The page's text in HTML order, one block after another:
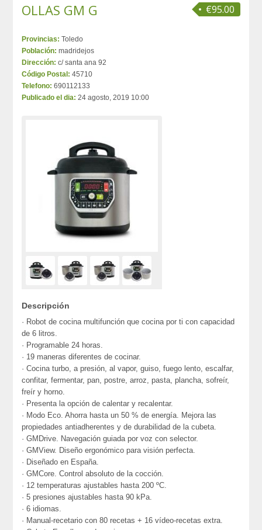
€95.00
OLLAS GM G
Provincias: Toledo
Población: madridejos
Dirección: c/ santa ana 92
Código Postal: 45710
Telefono: 690112133
Publicado el dia: 24 agosto, 2019 10:00
Descripción
· Robot de cocina multifunción que cocina por ti con capacidad
de 6 litros.
· Programable 24 horas.
· 19 maneras diferentes de cocinar.
· Cocina turbo, a presión, al vapor, guiso, fuego lento, escalfar,
confitar, fermentar, pan, postre, arroz, pasta, plancha, sofreír,
freír y horno.
· Presenta la opción de calentar y recalentar.
· Modo Eco. Ahorra hasta un 50 % de energía. Mejora las
propiedades antiadherentes y de durabilidad de la cubeta.
· GMDrive. Navegación guiada por voz con selector.
· GMView. Diseño ergonómico para visión perfecta.
· Diseñado en España.
· GMCore. Control absoluto de la cocción.
· 12 temperaturas ajustables hasta 200 ºC.
· 5 presiones ajustables hasta 90 kPa.
· 6 idiomas.
· Manual-recetario con 80 recetas + 16 vídeo-recetas extra.